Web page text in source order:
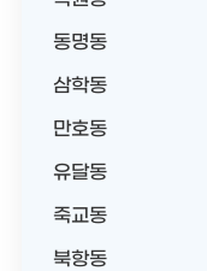
동명동
삼학동
만호동
유달동
죽교동
북항동